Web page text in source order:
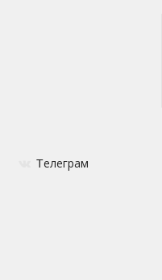
Телеграм